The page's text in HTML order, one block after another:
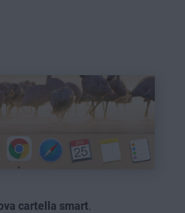
cartella smart